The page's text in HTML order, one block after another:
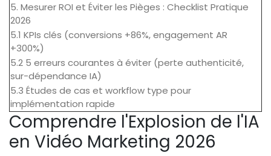
5. Mesurer ROI et Éviter les Pièges : Checklist Pratique
2026
5.1 KPIs clés (conversions +86%, engagement AR
+300%)
5.2 5 erreurs courantes à éviter (perte authenticité,
sur-dépendance IA)
5.3 Études de cas et workflow type pour
implémentation rapide
Comprendre l'Explosion de l'IA
en Vidéo Marketing 2026